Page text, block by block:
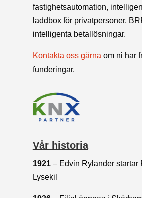
fastighetsautomation,
laddbox för privatpersoner,
intelligenta betallösningar.
Kontakta oss gärna om ni har
funderingar.
Vår historia
1921– Edvin Rylander startar
Lysekil